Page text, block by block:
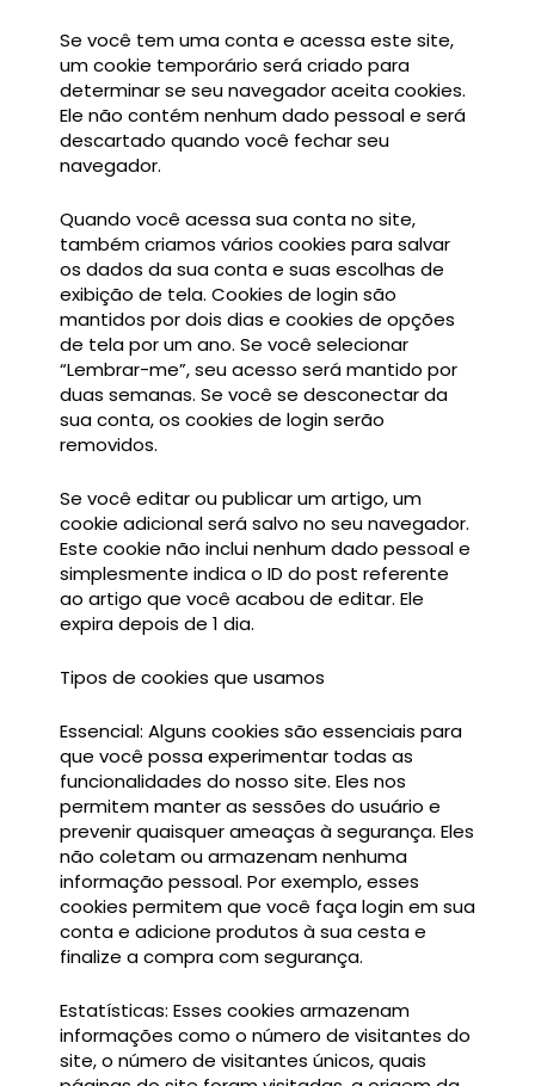
Se você tem uma conta e acessa este site,
um cookie temporário será criado para
determinar se seu navegador aceita cookies.
Ele não contém nenhum dado pessoal e será
descartado quando você fechar seu
navegador.
Quando você acessa sua conta no site,
também criamos vários cookies para salvar
os dados da sua conta e suas escolhas de
exibição de tela. Cookies de login são
mantidos por dois dias e cookies de opções
de tela por um ano. Se você selecionar
“Lembrar-me”, seu acesso será mantido por
duas semanas. Se você se desconectar da
sua conta, os cookies de login serão
removidos.
Se você editar ou publicar um artigo, um
cookie adicional será salvo no seu navegador.
Este cookie não inclui nenhum dado pessoal e
simplesmente indica o ID do post referente
ao artigo que você acabou de editar. Ele
expira depois de 1 dia.
Tipos de cookies que usamos
Essencial: Alguns cookies são essenciais para
que você possa experimentar todas as
funcionalidades do nosso site. Eles nos
permitem manter as sessões do usuário e
prevenir quaisquer ameaças à segurança. Eles
não coletam ou armazenam nenhuma
informação pessoal. Por exemplo, esses
cookies permitem que você faça login em sua
conta e adicione produtos à sua cesta e
finalize a compra com segurança.
Estatísticas: Esses cookies armazenam
informações como o número de visitantes do
site, o número de visitantes únicos, quais